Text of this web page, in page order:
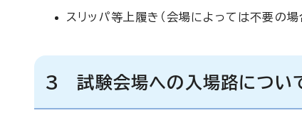
スリッパ等上履き（会場によっては不要の場
3 試験会場への入場路につい